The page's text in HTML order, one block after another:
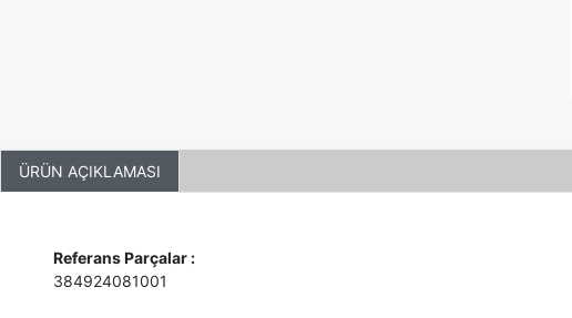
ÜRÜN AÇIKLAMASI
Referans Parçalar :
384924081001